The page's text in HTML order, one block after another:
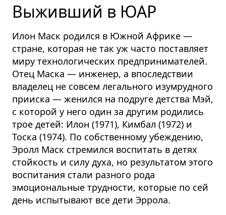
Выживший в ЮАР
Илон Маск родился в Южной Африке —
стране, которая не так уж часто поставляет
миру технологических предпринимателей.
Отец Маска — инженер, а впоследствии
владелец не совсем легального изумрудного
прииска — женился на подруге детства Мэй,
с которой у него один за другим родились
трое детей: Илон (1971), Кимбал (1972) и
Тоска (1974). По собственному убеждению,
Эролл Маск стремился воспитать в детях
стойкость и силу духа, но результатом этого
воспитания стали разного рода
эмоциональные трудности, которые по сей
день испытывают все дети Эррола.